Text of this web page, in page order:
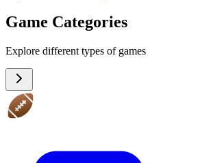
Game Categories
Explore different types of games